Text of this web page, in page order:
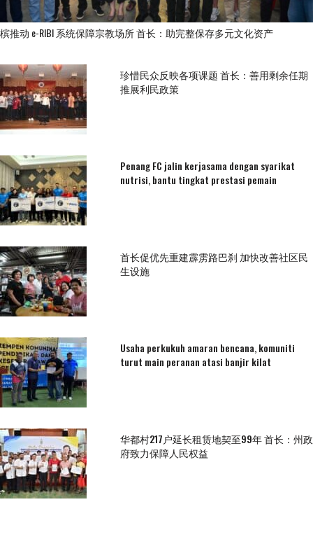
槟推动 e-RIBI 系统保障宗教场所 首长：助完整保存多元文化资产
珍惜民众反映各项课题 首长：善用剩余任期
推展利民政策
Penang FC jalin kerjasama dengan syarikat
nutrisi, bantu tingkat prestasi pemain
首长促优先重建霹雳路巴刹 加快改善社区民
生设施
Usaha perkukuh amaran bencana, komuniti
turut main peranan atasi banjir kilat
华都村217户延长租赁地契至99年 首长：州政
府致力保障人民权益